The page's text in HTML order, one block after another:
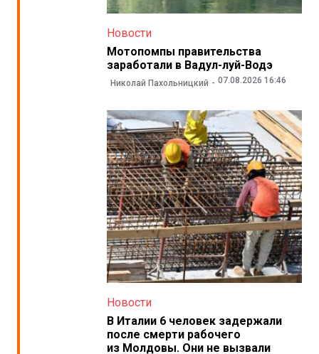
Новости
Мотопомпы правительства
заработали в Вадул-луй-Водэ
Николай Пахольницкий 07.08.2026 16:46
Новости
В Италии 6 человек задержали
после смерти рабочего
из Молдовы. Они не вызвали